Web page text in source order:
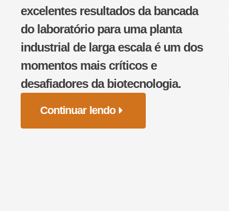
excelentes resultados da bancada
do laboratório para uma planta
industrial de larga escala é um dos
momentos mais críticos e
desafiadores da biotecnologia.
Continuar lendo